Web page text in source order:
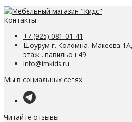
Контакты
+7 (926) 081-01-41
Шоурум г. Коломна, Макеева
этаж . павильон 49
info@imkids.ru
Мы в социальных сетях
Читайте отзывы